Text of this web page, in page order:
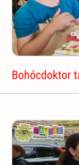
Bohócdoktor